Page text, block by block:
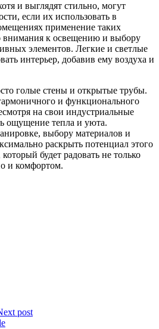
и выглядят стильно, могут
если их использовать в
применение таких
внимания к освещению и выбору
элементов. Легкие и светлые
интерьер, добавив ему воздуха и
голые стены и открытые трубы.
и функционального
на свои индустриальные
ощущение тепла и уюта.
выбору материалов и
раскрыть потенциал этого
будет радовать не только
и комфортом.
post